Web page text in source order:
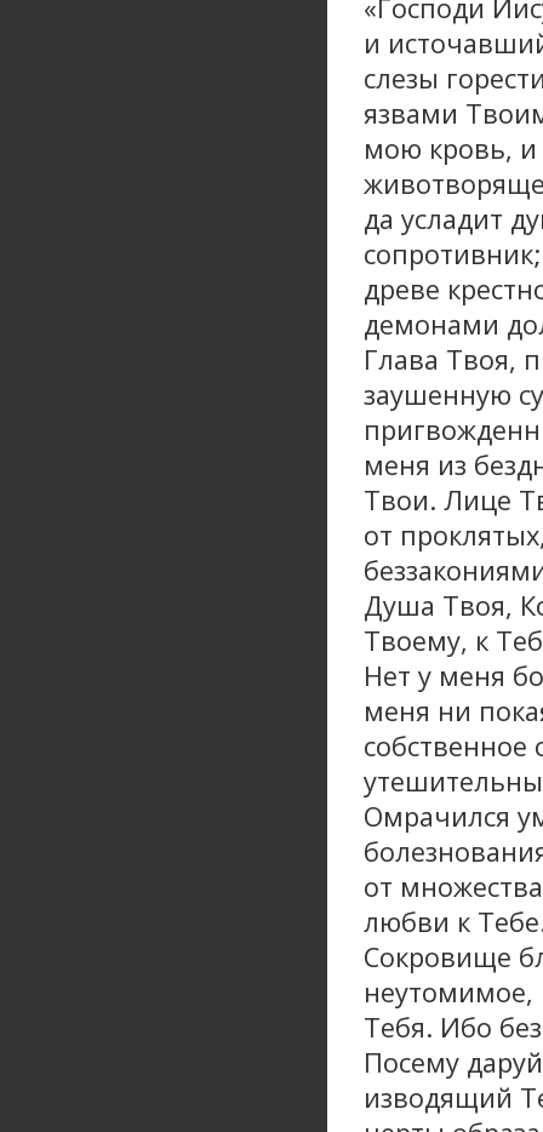
«Господи
и
слезы
язвами
мою кровь, и
да усладит
древе
демонами
Глава Твоя,
заушенную
меня из
Твои. Лице
от
Душа Твоя,
Твоему, к
Нет у меня
меня ни
собственное
Омрачился
от
любви к
Сокровище
Тебя. Ибо
Посему
изводящий